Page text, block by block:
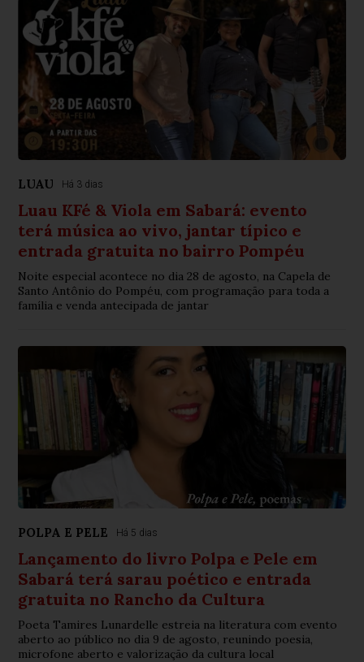
LUAU Há 3 dias
Luau KFé & Viola em Sabará: evento
terá música ao vivo, jantar típico e
entrada gratuita no bairro Pompéu
Noite especial acontece no dia 28 de agosto, na Capela de
Santo Antônio do Pompéu, com programação para toda a
família e venda antecipada de jantar
POLPA E PELE Há 5 dias
Lançamento do livro Polpa e Pele em
Sabará terá sarau poético e entrada
gratuita no Rancho da Cultura
Poeta Tamires Lunardelle estreia na literatura com evento
aberto ao público no dia 9 de agosto, reunindo poesia,
microfone aberto e valorização da cultura local